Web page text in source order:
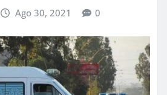
Ago 30, 2021 0